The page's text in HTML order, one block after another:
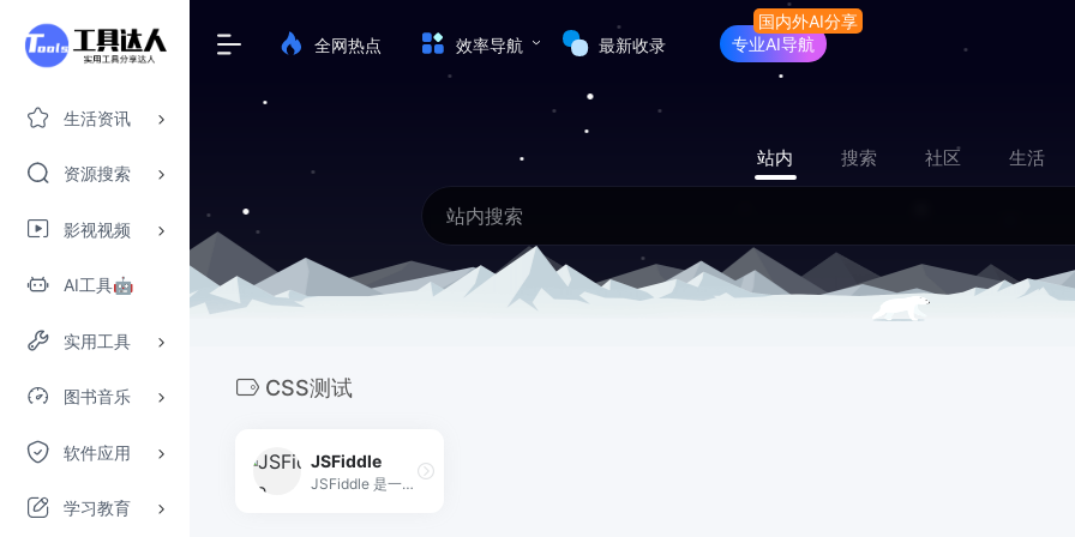
生活资讯
资源搜索
影视视频
AI工具🤖
实用工具
图书音乐
软件应用
学习教育
全网热点 效率导航 最新收录 专业AI导航
站内 搜索 社区 生活
CSS测试
JSFiddle
JSFiddle 是一款经典的前端在线代码编辑器与沙盒测试平台，支持 HTML、CSS、JavaScript 的实时编写与运行，提供多框架集成、版本控制及代码片段（Fiddle）一键分享功能。